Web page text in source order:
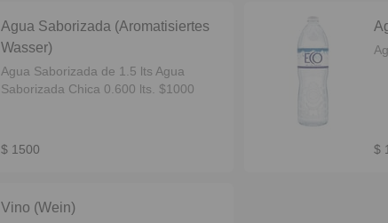
Agua Saborizada (Aromatisiertes
Wasser)
Agua Saborizada de 1.5 lts Agua
Saborizada Chica 0.600 lts. $1000
$ 1500 $
Vino (Wein)